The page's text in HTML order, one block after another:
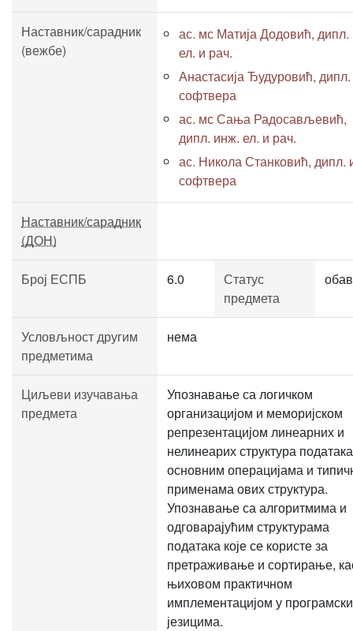
Наставник/сарадник
(вежбе)
ас. мс Матија Додовић,
ел. и рач.
Анастасија Ђудуровић,
софтвера
ас. мс Сања Радосављевић,
дипл. инж. ел. и рач.
ас. Никола Станковић, дипл.
софтвера
Наставник/сарадник
(ДОН)
Број ЕСПБ 6.0
Статус
предмета
Условљност другим
предметима
нема
Циљеви изучавања
предмета
Упознавање са логичком
организацијом и меморијском
репрезентацијом линеарних и
нелинеарих структура
основним операцијама и
применама ових структура.
Упознавање са алгоритмима и
одговарајућим структурама
података које се користе за
претраживање и сортирање,
њиховом практичном
имплементацијом у
језицима.